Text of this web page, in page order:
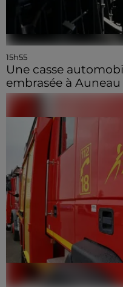
15h55
Une casse
embrasée à Auneau